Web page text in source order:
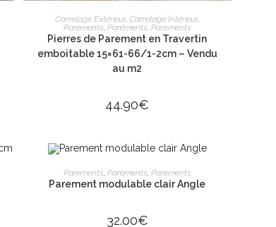
AJOUTER AU PANIER
Carrelage Extérieur,Carrelage Intérieur,
Parements, Parements, Parements
Pierres de Parement en Travertin
emboitable 15×61-66/1-2cm – Vendu
au m2
44.90€
LIRE LA SUITE
Parements, Parements, Parements
Parement modulable clair Angle
32.00€
NOTRE BOUTIQUE